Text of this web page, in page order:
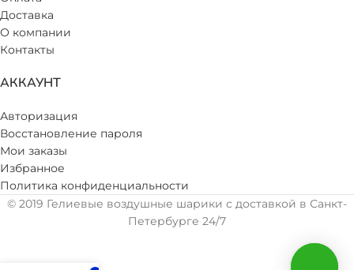
Доставка
О компании
Контакты
АККАУНТ
Авторизация
Восстановление пароля
Мои заказы
Избранное
Политика конфиденциальности
© 2019 Гелиевые воздушные шарики с доставкой в Санкт-
Петербурге 24/7